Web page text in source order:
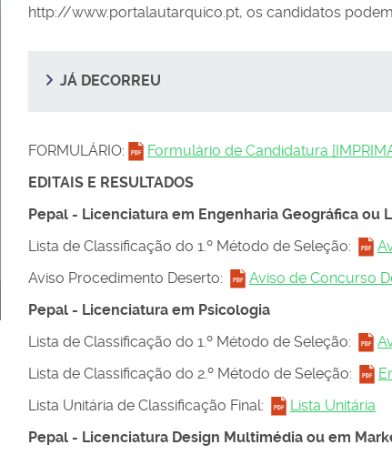
http://www.portalautarquico.pt, os candidatos
JÁ DECORREU
FORMULÁRIO:
Formulário de Candidatura
EDITAIS E RESULTADOS
Pepal - Licenciatura em Engenharia Geográfica
Lista de Classificação do 1.º Método de Seleção:
Aviso Procedimento Deserto:
Aviso de Concurso
Pepal - Licenciatura em Psicologia
Lista de Classificação do 1.º Método de Seleção:
Lista de Classificação do 2.º Método de Seleção:
Lista Unitária de Classificação Final:
Lista Unitária
Pepal - Licenciatura Design Multimédia ou em